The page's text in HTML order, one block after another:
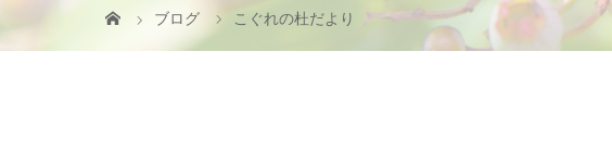
ブログ こぐれの杜だより